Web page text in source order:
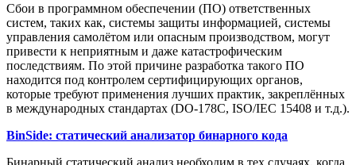
Сбои в программном обеспечении (ПО) ответственных
систем, таких как, системы защиты информацией, системы
управления самолётом или опасным производством, могут
привести к неприятным и даже катастрофическим
последствиям. По этой причине разработка такого ПО
находится под контролем сертифицирующих органов,
которые требуют применения лучших практик, закреплённых
в международных стандартах (DO-178С, ISO/IEC 15408 и т.д.).
BinSide: статический анализатор бинарного кода
Бинарный статический анализ необходим в тех случаях, когда